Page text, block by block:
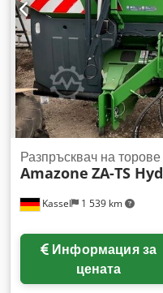
Kassel 1 539 km
Разпръсквач на торове
Amazone ZA-TS
Информация за
цената